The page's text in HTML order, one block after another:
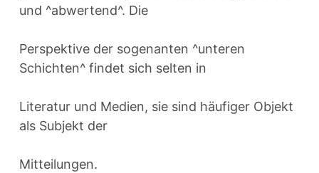
und ^abwertend^. Die
Perspektive der sogenanten ^unteren
Schichten^ findet sich selten in
Literatur und Medien, sie sind häufiger Objekt
als Subjekt der
Mitteilungen.